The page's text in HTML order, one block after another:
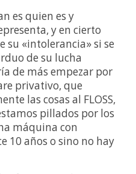
es quien es y
y en cierto
su «intolerancia» si se
de su lucha
de más empezar por
privativo, que
las cosas al FLOSS,
pillados por los
máquina con
10 años o sino no hay